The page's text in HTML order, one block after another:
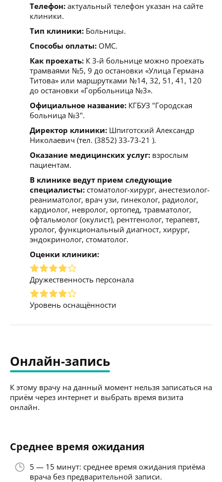
Телефон: актуальный телефон указан на сайте
клиники.
Тип клиники: Больницы.
Способы оплаты: ОМС.
Как проехать: К 3-й больнице можно проехать
трамваями №5, 9 до остановки «Улица Германа
Титова» или маршрутками №14, 32, 51, 41, 120
до остановки «Горбольница №3».
Официальное название: КГБУЗ "Городская
больница №3".
Директор клиники: Шпиготский Александр
Николаевич (тел. (3852) 33-73-21 ).
Оказание медицинских услуг: взрослым
пациентам.
В клинике ведут прием следующие
специалисты: стоматолог-хирург, анестезиолог-
реаниматолог, врач узи, гинеколог, радиолог,
кардиолог, невролог, ортопед, травматолог,
офтальмолог (окулист), рентгенолог, терапевт,
уролог, функциональный диагност, хирург,
эндокринолог, стоматолог.
Оценки клиники:
Дружественность персонала
Уровень оснащённости
Онлайн-запись
К этому врачу на данный момент нельзя записаться на
приём через интернет и выбрать время визита
онлайн.
Среднее время ожидания
5 — 15 минут: среднее время ожидания приёма
врача без предварительной записи.